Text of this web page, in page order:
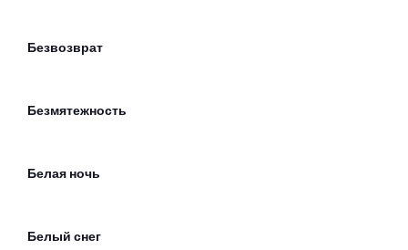
Безвозврат
Безмятежность
Белая ночь
Белый снег